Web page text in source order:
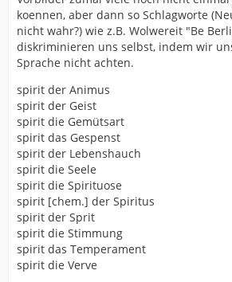
koennen, aber dann so Schlagworte
nicht wahr?) wie z.B. Wolwereit "Be
diskriminieren uns selbst, indem wir
Sprache nicht achten.
spirit der Animus
spirit der Geist
spirit die Gemütsart
spirit das Gespenst
spirit der Lebenshauch
spirit die Seele
spirit die Spirituose
spirit [chem.] der Spiritus
spirit der Sprit
spirit die Stimmung
spirit das Temperament
spirit die Verve